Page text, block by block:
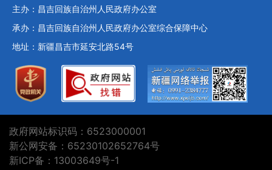
主办：昌吉回族自治州人民政府办公室
承办：昌吉回族自治州人民政府办公室综合保障中心
地址：新疆昌吉市延安北路54号
政府网站标识码：6523000001
新公网安备：65230102652764号
新ICP备：13003649号-1